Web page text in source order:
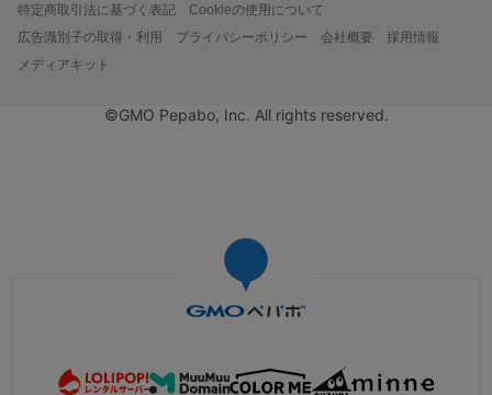
特定商取引法に基づく表記
Cookieの使用について
広告識別子の取得・利用
プライバシーポリシー 会社概要
採用情報
メディアキット
©GMO Pepabo, Inc. All rights reserved.